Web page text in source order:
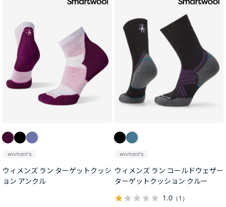
women's
ウィメンズ ラン ターゲットクッシ
ョン アンクル
women's
ウィメンズ ラン コールドウェザー
ターゲットクッション クルー
1.0（1）